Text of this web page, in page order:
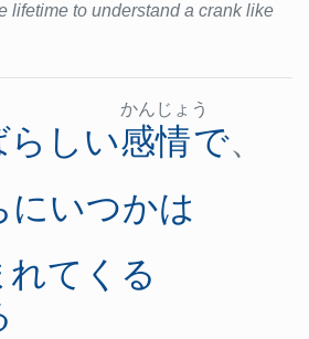
lifetime to understand a crank like
らしい
かん じょ う
感情で、
にいつかは
て くる